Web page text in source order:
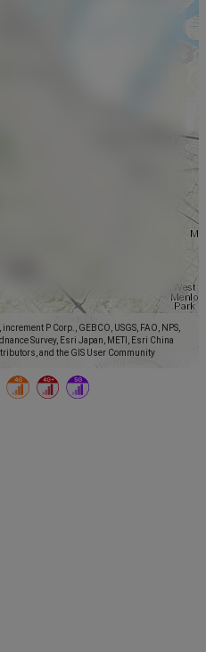
P Corp., GEBCO, USGS, FAO, NPS,
Survey, Esri Japan, METI, Esri China
and the GIS User Community